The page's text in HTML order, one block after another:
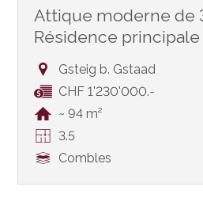
Attique moderne de
Résidence principale
Gsteig b. Gstaad
CHF 1'230'000.-
~ 94 m²
3.5
Combles